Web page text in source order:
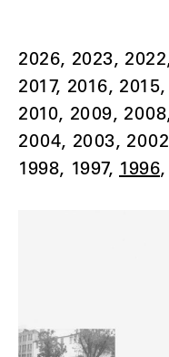
2026 2023 2022
2017 2016 2015
2010 2009 2008
2004 2003 2002
1998 1997 1996